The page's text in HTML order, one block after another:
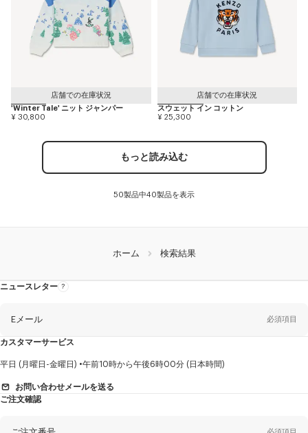
店舗での在庫状況
'Winter Tale' ニット ジャンパー
¥ 30,800
店舗での在庫状況
スウェット イン コットン
¥ 25,300
もっと読み込む
50製品中40製品を表示
ホーム 検索結果
ニュースレター
ニ
に
つ
Eメール 必須項目
性
姓*
カスタマーサービス
平日 (月曜日-金曜日) 午前10時から午後6時00分 (日本時間)
お問い合わせメールを送る
ご注文確認